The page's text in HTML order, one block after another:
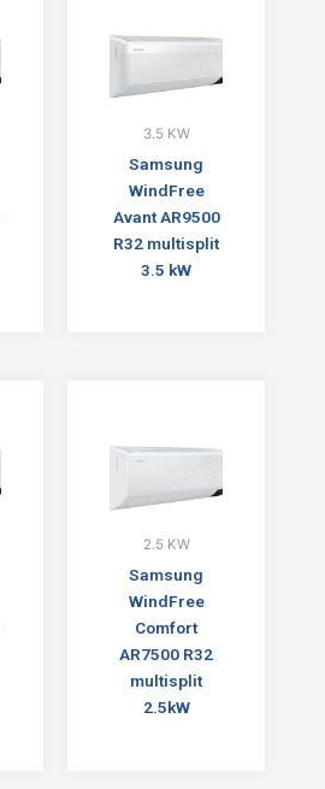
3.5 KW
Samsung
WindFree
Avant AR9500
R32 multisplit
3.5 kW
2.5 KW
Samsung
WindFree
Comfort
AR7500 R32
multisplit
2.5kW